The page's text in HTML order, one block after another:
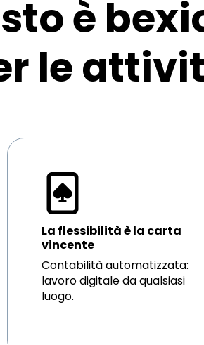
è
le
La flessibilità è la carta
vincente
Contabilità automatizzata:
lavoro digitale da qualsiasi
luogo.